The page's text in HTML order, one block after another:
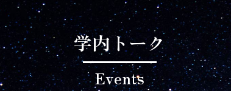
学内トーク
Events